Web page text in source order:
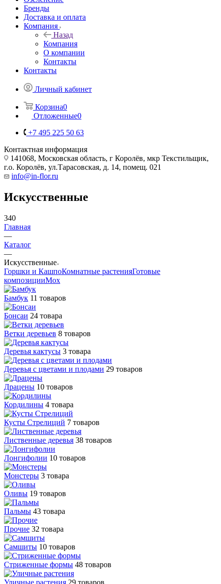
Бренды
Доставка и оплата
Компания
Назад
Компания
О компании
Контакты
Контакты
Личный кабинет
Корзина0
Отложенные0
+7 495 225 50 63
Контактная информация
141068, Московская область, г Королёв, мкр Текстильщик,
г.о. Королёв, ул.Тарасовская, д. 14, помещ. 021
info@in-flor.ru
Искусственные
340
Главная
—
Каталог
—
Искусственные
Горшки и КашпоКомнатные растенияГотовые
композицииМох
Бамбук 11 товаров
Бонсаи 24 товара
Ветки деревьев 8 товаров
Деревья кактусы 3 товара
Деревья с цветами и плодами 29 товаров
Драцены 10 товаров
Кордилины 4 товара
Кусты Стрелиций 7 товаров
Лиственные деревья 38 товаров
Лонгифолии 10 товаров
Монстеры 3 товара
Оливы 19 товаров
Пальмы 43 товара
Прочие 32 товара
Самшиты 10 товаров
Стриженные формы 48 товаров
Уличные растения 29 товаров